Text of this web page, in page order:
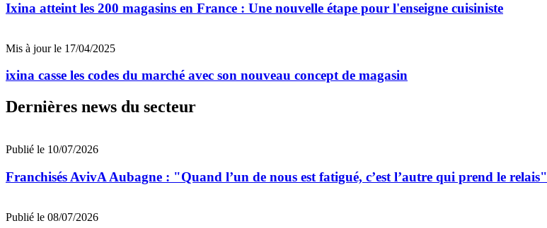
Ixina atteint les 200 magasins en France : Une nouvelle étape pour l'enseigne cuisiniste
Mis à jour le 17/04/2025
ixina casse les codes du marché avec son nouveau concept de magasin
Dernières news du secteur
Publié le 10/07/2026
Franchisés AvivA Aubagne : "Quand l’un de nous est fatigué, c’est l’autre qui prend le relais"
Publié le 08/07/2026